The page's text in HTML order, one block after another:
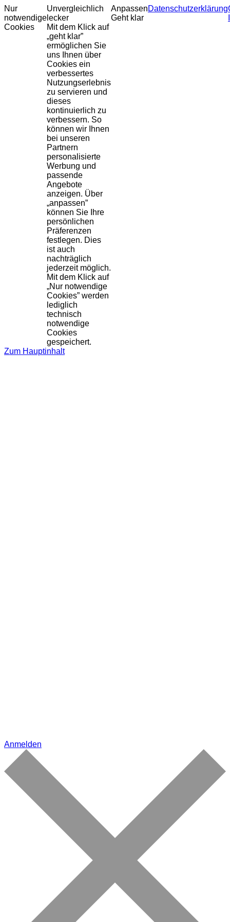
Nur
notwendige
Cookies
Unvergleichlich
lecker
Mit dem Klick auf
„geht klar”
ermöglichen Sie
uns Ihnen über
Cookies ein
verbessertes
Nutzungserlebnis
zu servieren und
dieses
kontinuierlich zu
verbessern. So
können wir Ihnen
bei unseren
Partnern
personalisierte
Werbung und
passende
Angebote
anzeigen. Über
„anpassen”
können Sie Ihre
persönlichen
Präferenzen
festlegen. Dies
ist auch
nachträglich
jederzeit möglich.
Mit dem Klick auf
„Nur notwendige
Cookies” werden
lediglich
technisch
notwendige
Cookies
gespeichert.
Anpassen
Geht klar
Datenschutzerklärung
Zum Hauptinhalt
Anmelden